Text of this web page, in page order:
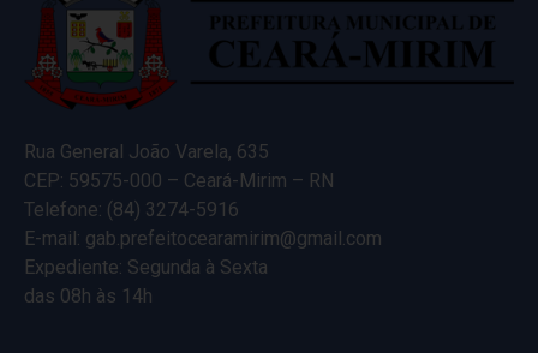
Rua General João Varela, 635
CEP: 59575-000 – Ceará-Mirim – RN
Telefone: (84) 3274-5916
E-mail: gab.prefeitocearamirim@gmail.com
Expediente: Segunda à Sexta
das 08h às 14h